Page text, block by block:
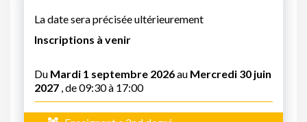
La date sera précisée ultérieurement
Inscriptions à venir
Du Mardi 1 septembre 2026au Mercredi 30 juin
2027 , de 09:30 à 17:00